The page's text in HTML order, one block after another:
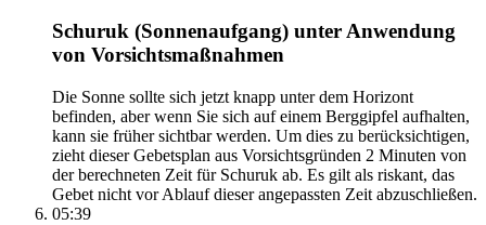
Schuruk (Sonnenaufgang) unter Anwendung
von Vorsichtsmaßnahmen
Die Sonne sollte sich jetzt knapp unter dem Horizont
befinden, aber wenn Sie sich auf einem Berggipfel aufhalten,
kann sie früher sichtbar werden. Um dies zu berücksichtigen,
zieht dieser Gebetsplan aus Vorsichtsgründen 2 Minuten von
der berechneten Zeit für Schuruk ab. Es gilt als riskant, das
Gebet nicht vor Ablauf dieser angepassten Zeit abzuschließen.
05:39